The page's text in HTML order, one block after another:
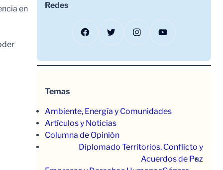
en
Redes
Facebook Twitter Instagram YouTube
Temas
Ambiente, Energía y Comunidades
Artículos y Noticias
Columna de Opinión
Diplomado Territorios, Conflicto y
Acuerdos de Paz